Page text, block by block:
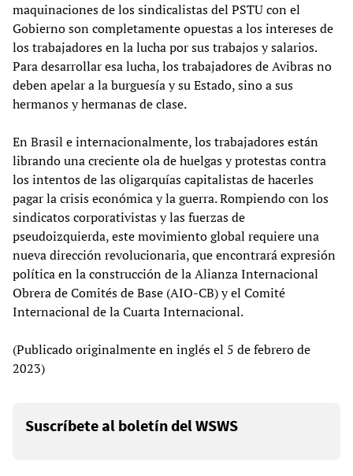
maquinaciones de los sindicalistas del PSTU con el
Gobierno son completamente opuestas a los intereses de
los trabajadores en la lucha por sus trabajos y salarios.
Para desarrollar esa lucha, los trabajadores de Avibras no
deben apelar a la burguesía y su Estado, sino a sus
hermanos y hermanas de clase.
En Brasil e internacionalmente, los trabajadores están
librando una creciente ola de huelgas y protestas contra
los intentos de las oligarquías capitalistas de hacerles
pagar la crisis económica y la guerra. Rompiendo con los
sindicatos corporativistas y las fuerzas de
pseudoizquierda, este movimiento global requiere una
nueva dirección revolucionaria, que encontrará expresión
política en la construcción de la Alianza Internacional
Obrera de Comités de Base (AIO-CB) y el Comité
Internacional de la Cuarta Internacional.
(Publicado originalmente en inglés el 5 de febrero de
2023)
Suscríbete al boletín del WSWS